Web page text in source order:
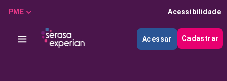
PME Acessibilidade
Acessar Cadastrar